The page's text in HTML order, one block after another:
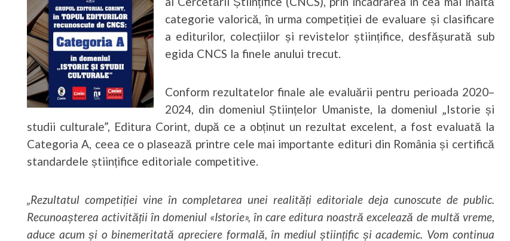
categorie valorică, în urma competiției de evaluare și clasificare
a editurilor, colecțiilor și revistelor științifice, desfășurată sub
egida CNCS la finele anului trecut.
Conform rezultatelor finale ale evaluării pentru perioada 2020–
2024, din domeniul Științelor Umaniste, la domeniul „Istorie și
studii culturale”, Editura Corint, după ce a obținut un rezultat excelent, a fost evaluată la
Categoria A, ceea ce o plasează printre cele mai importante edituri din România și certifică
standardele științifice editoriale competitive.
„Rezultatul competiției vine în completarea unei realități editoriale deja cunoscute de public.
Recunoașterea activității în domeniul «Istorie», în care editura noastră excelează de multă vreme,
aduce acum și o binemeritată apreciere formală, în mediul științific și academic. Vom continua